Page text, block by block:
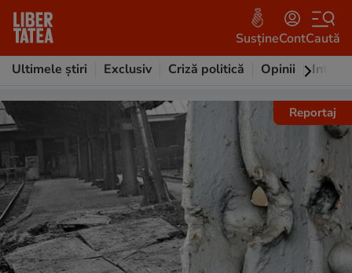
Știri
online
de
oră,
video,
breaking
news
SusțineContCaută
Ultimele știri
Exclusiv Criză politică Opinii
Reportaj